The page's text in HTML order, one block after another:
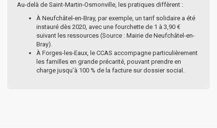
Au-delà de Saint-Martin-Osmonville, les pratiques diffèrent :
À Neufchâtel-en-Bray, par exemple, un tarif solidaire a été
instauré dès 2020, avec une fourchette de 1 à 3,90 €
suivant les ressources (Source : Mairie de Neufchâtel-en-
Bray).
À Forges-les-Eaux, le CCAS accompagne particulièrement
les familles en grande précarité, pouvant prendre en
charge jusqu’à 100 % de la facture sur dossier social.